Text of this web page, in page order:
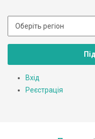
Вхід
Реєстрація